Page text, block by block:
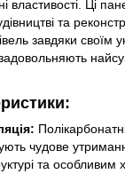
властивості. Ці
та
завдяки своїм
чудове
та особливим